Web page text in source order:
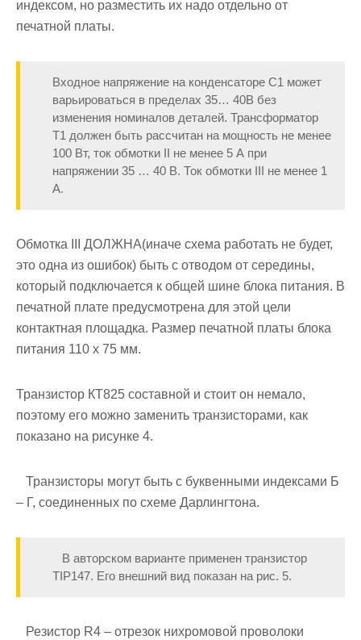
индексом, но разместить их надо отдельно от
печатной платы.
Входное напряжение на конденсаторе C1 может
варьироваться в пределах 35… 40В без
изменения номиналов деталей. Трансформатор
Т1 должен быть рассчитан на мощность не менее
100 Вт, ток обмотки II не менее 5 А при
напряжении 35 … 40 В. Ток обмотки III не менее 1
А.
Обмотка III ДОЛЖНА(иначе схема работать не будет,
это одна из ошибок) быть с отводом от середины,
который подключается к общей шине блока питания. В
печатной плате предусмотрена для этой цели
контактная площадка. Размер печатной платы блока
питания 110 х 75 мм.
Транзистор КТ825 составной и стоит он немало,
поэтому его можно заменить транзисторами, как
показано на рисунке 4.
Транзисторы могут быть с буквенными индексами Б
– Г, соединенных по схеме Дарлингтона.
В авторском варианте применен транзистор
TIP147. Его внешний вид показан на рис. 5.
Резистор R4 – отрезок нихромовой проволоки